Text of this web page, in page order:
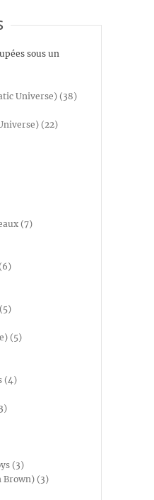
sous un
Universe) (38)
(22)
(7)
(5)
(4)
(3)
Brown) (3)